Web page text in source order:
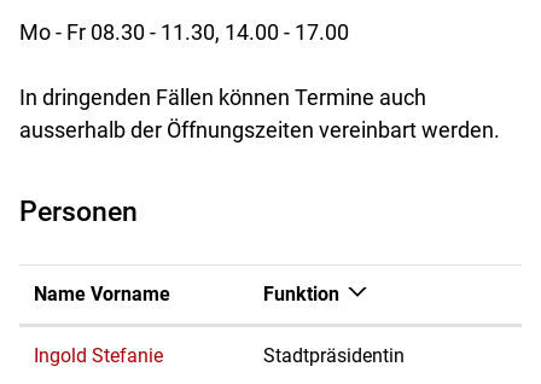
Mo - Fr 08.30 - 11.30, 14.00 - 17.00
In dringenden Fällen können Termine auch
ausserhalb der Öffnungszeiten vereinbart werden.
Personen
Name Vorname Funktion
Ingold Stefanie Stadtpräsidentin